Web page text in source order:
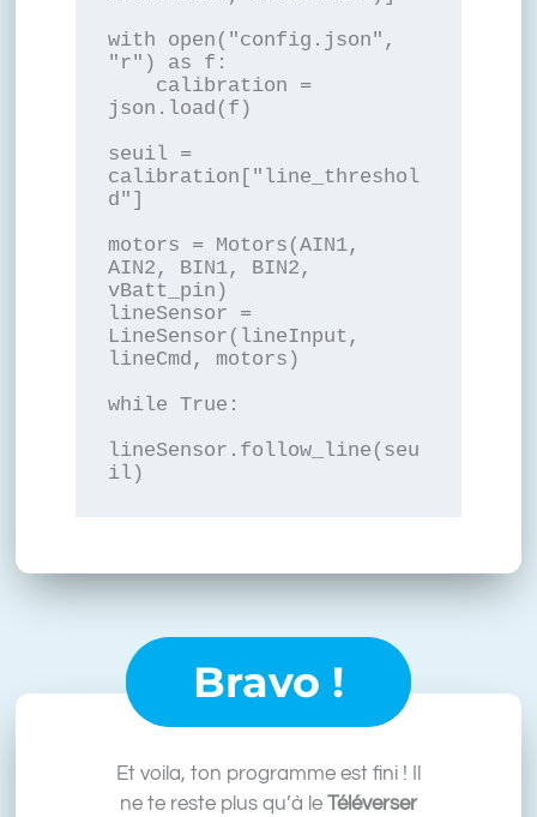
with open("config.json",
"r") as f:
json.load(f)
seuil =
calibration["line_threshol
d"]
motors = Motors(AIN1,
AIN2, BIN1, BIN2,
vBatt_pin)
lineSensor =
LineSensor(lineInput,
lineCmd, motors)
while True:
lineSensor.follow_line(seu
il)
Bravo !
Et voila, ton programme est fini ! Il
ne te reste plus qu’à le Téléverser